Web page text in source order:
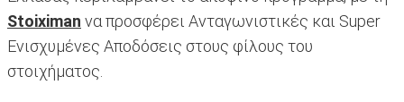
Stoiximan να προσφέρει Ανταγωνιστικές και Super
Ενισχυμένες Αποδόσεις στους φίλους του
στοιχήματος.